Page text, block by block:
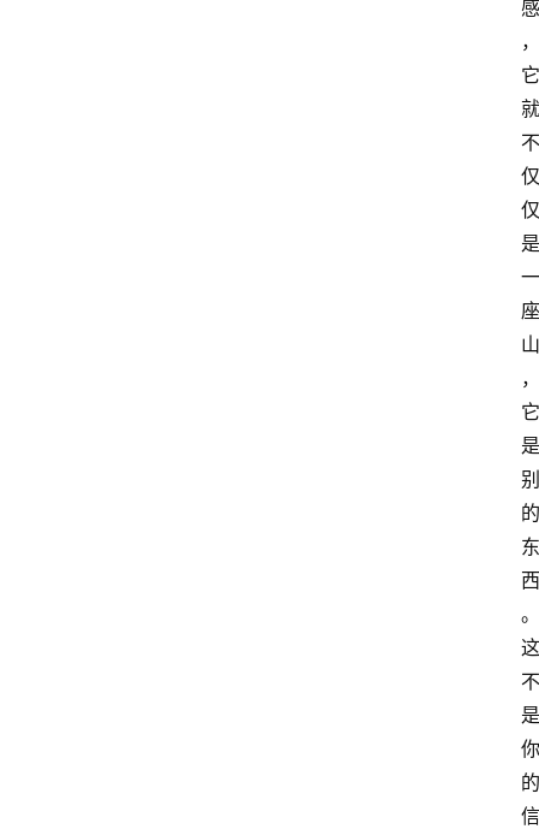
感
，
它
就
不
仅
仅
是
一
座
山
，
它
是
别
的
东
西
。
这
不
是
你
的
信